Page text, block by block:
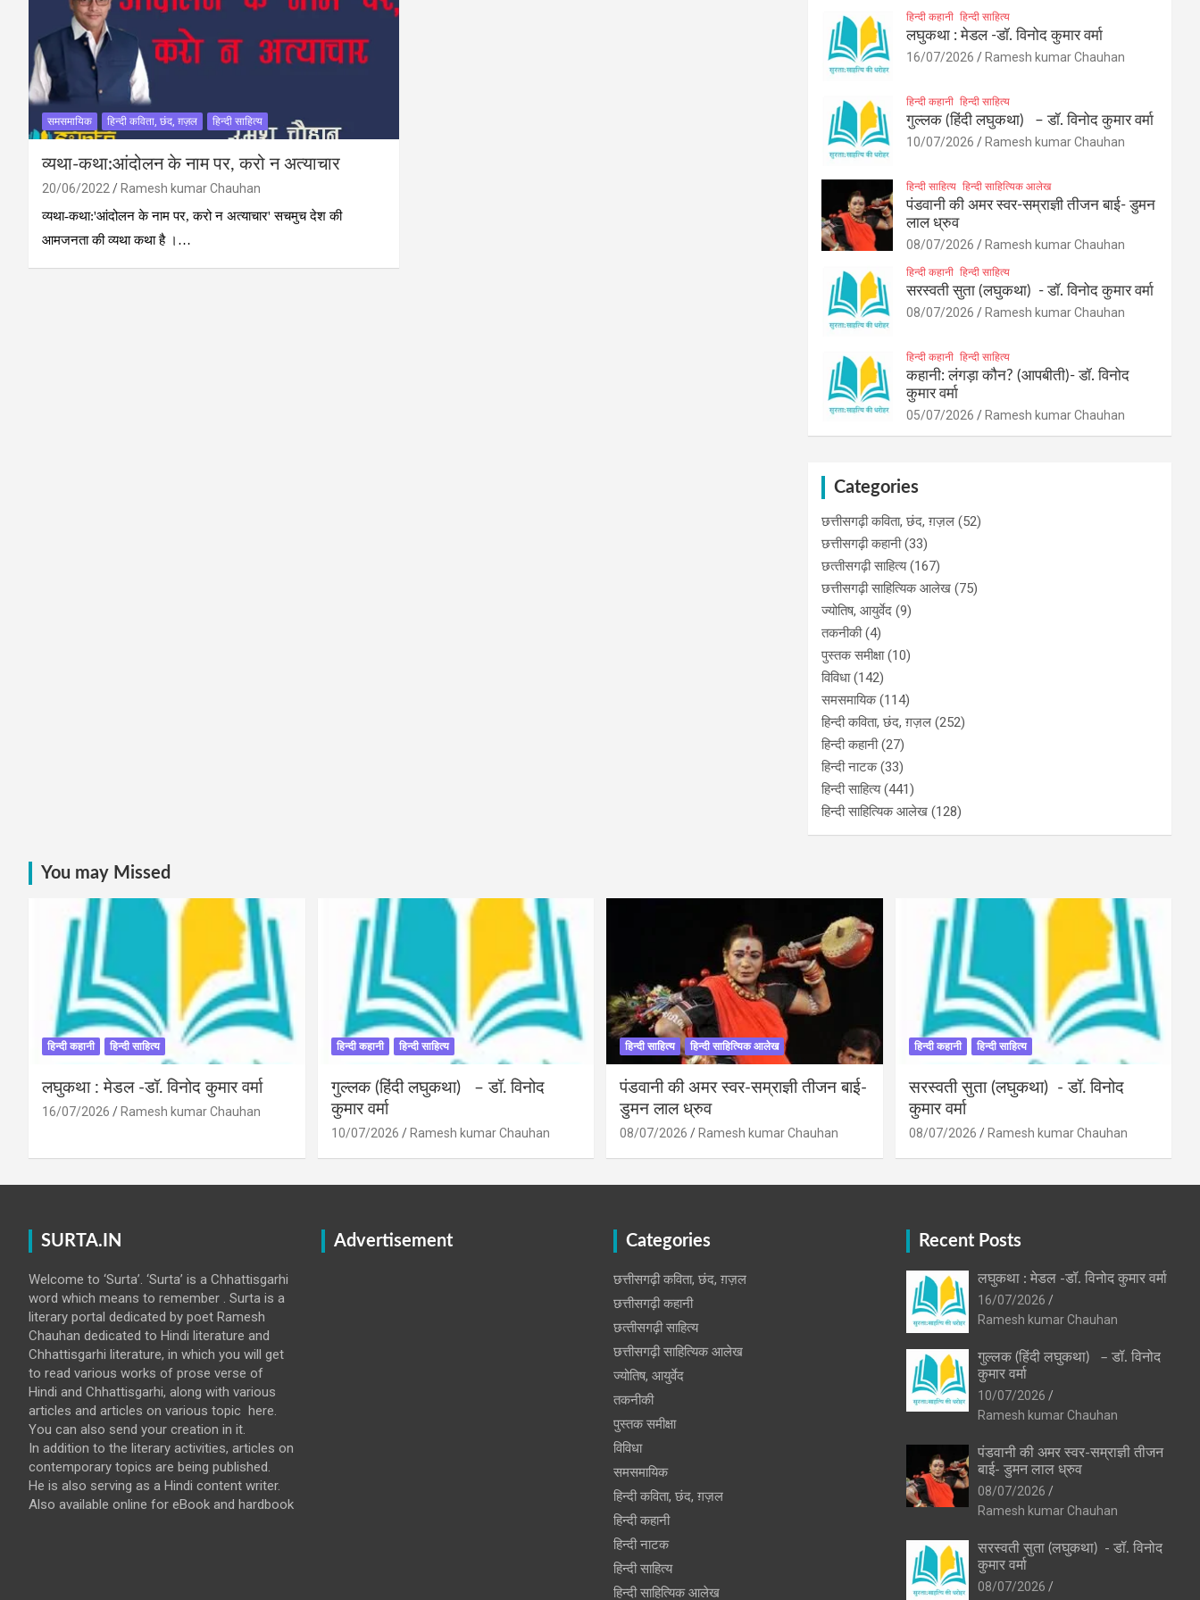
समसमायिक हिन्दी कविता, छंद, ग़ज़ल हिन्दी साहित्य
व्‍यथा-कथा:आंदोलन के नाम पर, करो न अत्‍याचार
20/06/2022
Ramesh kumar Chauhan
व्‍यथा-कथा:'आंदोलन के नाम पर, करो न अत्‍याचार' सचमुच देश की
आमजनता की व्‍यथा कथा है ।…
हिन्दी कहानी हिन्दी साहित्य
लघुकथा : मेडल -डॉ. विनोद कुमार वर्मा
16/07/2026 Ramesh kumar Chauhan
हिन्दी कहानी हिन्दी साहित्य
गुल्लक (हिंदी लघुकथा) – डॉ. विनोद कुमार वर्मा
10/07/2026 Ramesh kumar Chauhan
हिन्दी साहित्य हिन्दी साहित्यिक आलेख
पंडवानी की अमर स्वर-सम्राज्ञी तीजन बाई- डुमन
लाल ध्रुव
08/07/2026 Ramesh kumar Chauhan
हिन्दी कहानी हिन्दी साहित्य
सरस्वती सुता (लघुकथा) ​- डॉ. विनोद कुमार वर्मा
08/07/2026 Ramesh kumar Chauhan
हिन्दी कहानी हिन्दी साहित्य
कहानी: लंगड़ा कौन? (आपबीती)​- डॉ. विनोद
कुमार वर्मा
05/07/2026 Ramesh kumar Chauhan
Categories
छत्तीसगढ़ी कविता, छंद, ग़ज़ल (52)
छत्तीसगढ़ी कहानी(33)
छत्‍तीसगढ़ी साहित्‍य(167)
छत्तीसगढ़ी साहित्यिक आलेख (75)
ज्योतिष, आयुर्वेद (9)
तकनीकी(4)
पुस्‍तक समीक्षा(10)
विविधा(142)
समसमायिक(114)
हिन्दी कविता, छंद, ग़ज़ल (252)
हिन्दी कहानी(27)
हिन्‍दी नाटक(33)
हिन्दी साहित्य(441)
हिन्दी साहित्यिक आलेख (128)
You may Missed
हिन्दी कहानी हिन्दी साहित्य
लघुकथा : मेडल -डॉ. विनोद कुमार वर्मा
16/07/2026 Ramesh kumar Chauhan
हिन्दी कहानी हिन्दी साहित्य
गुल्लक (हिंदी लघुकथा) – डॉ. विनोद
कुमार वर्मा
10/07/2026 Ramesh kumar Chauhan
हिन्दी साहित्य हिन्दी साहित्यिक आलेख
पंडवानी की अमर स्वर-सम्राज्ञी तीजन बाई-
डुमन लाल ध्रुव
08/07/2026 Ramesh kumar Chauhan
हिन्दी कहानी हिन्दी साहित्य
सरस्वती सुता (लघुकथा) ​- डॉ. विनोद
कुमार वर्मा
08/07/2026 Ramesh kumar Chauhan
SURTA.IN
Welcome to ‘Surta’. ‘Surta’ is a Chhattisgarhi
word which means to remember . Surta is a
literary portal dedicated by poet Ramesh
Chauhan dedicated to Hindi literature and
Chhattisgarhi literature, in which you will get
to read various works of prose verse of
Hindi and Chhattisgarhi, along with various
articles and articles on various topic here.
You can also send your creation in it.
In addition to the literary activities, articles on
contemporary topics are being published.
He is also serving as a Hindi content writer.
Also available online for eBook and hardbook
Advertisement Categories
छत्तीसगढ़ी कविता, छंद, ग़ज़ल
छत्तीसगढ़ी कहानी
छत्‍तीसगढ़ी साहित्‍य
छत्तीसगढ़ी साहित्यिक आलेख
ज्योतिष, आयुर्वेद
तकनीकी
पुस्‍तक समीक्षा
विविधा
समसमायिक
हिन्दी कविता, छंद, ग़ज़ल
हिन्दी कहानी
हिन्‍दी नाटक
हिन्दी साहित्य
हिन्दी साहित्यिक आलेख
Recent Posts
लघुकथा : मेडल -डॉ. विनोद कुमार वर्मा
16/07/2026
Ramesh kumar Chauhan
गुल्लक (हिंदी लघुकथा) – डॉ. विनोद
कुमार वर्मा
10/07/2026
Ramesh kumar Chauhan
पंडवानी की अमर स्वर-सम्राज्ञी तीजन
बाई- डुमन लाल ध्रुव
08/07/2026
Ramesh kumar Chauhan
सरस्वती सुता (लघुकथा) ​- डॉ. विनोद
कुमार वर्मा
08/07/2026